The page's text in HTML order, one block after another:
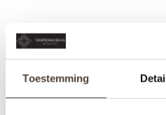
Toestemming
BETAAL VEILIG